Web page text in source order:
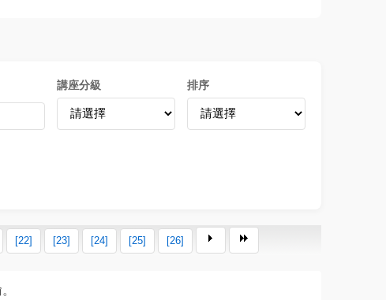
講座分級 排序
[22] [23] [24] [25] [26]